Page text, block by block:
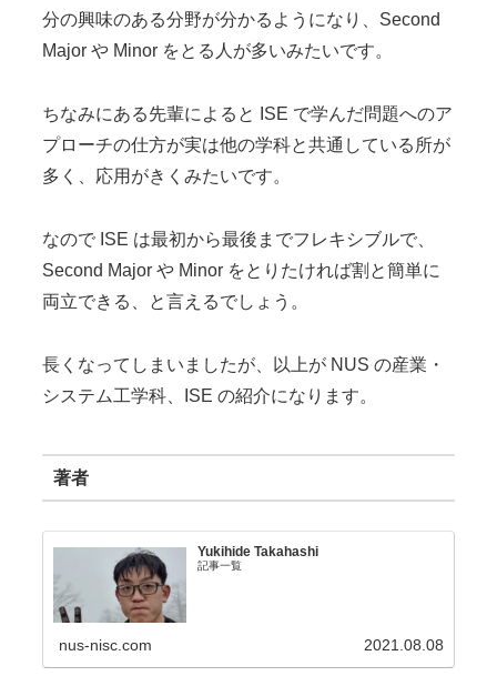
分の興味のある分野が分かるようになり、Second
Major や Minor をとる人が多いみたいです。
ちなみにある先輩によると ISE で学んだ問題へのア
プローチの仕方が実は他の学科と共通している所が
多く、応用がきくみたいです。
なので ISE は最初から最後までフレキシブルで、
Second Major や Minor をとりたければ割と簡単に
両立できる、と言えるでしょう。
長くなってしまいましたが、以上が NUS の産業・
システム工学科、ISE の紹介になります。
著者
Yukihide Takahashi
記事一覧
nus-nisc.com 2021.08.08